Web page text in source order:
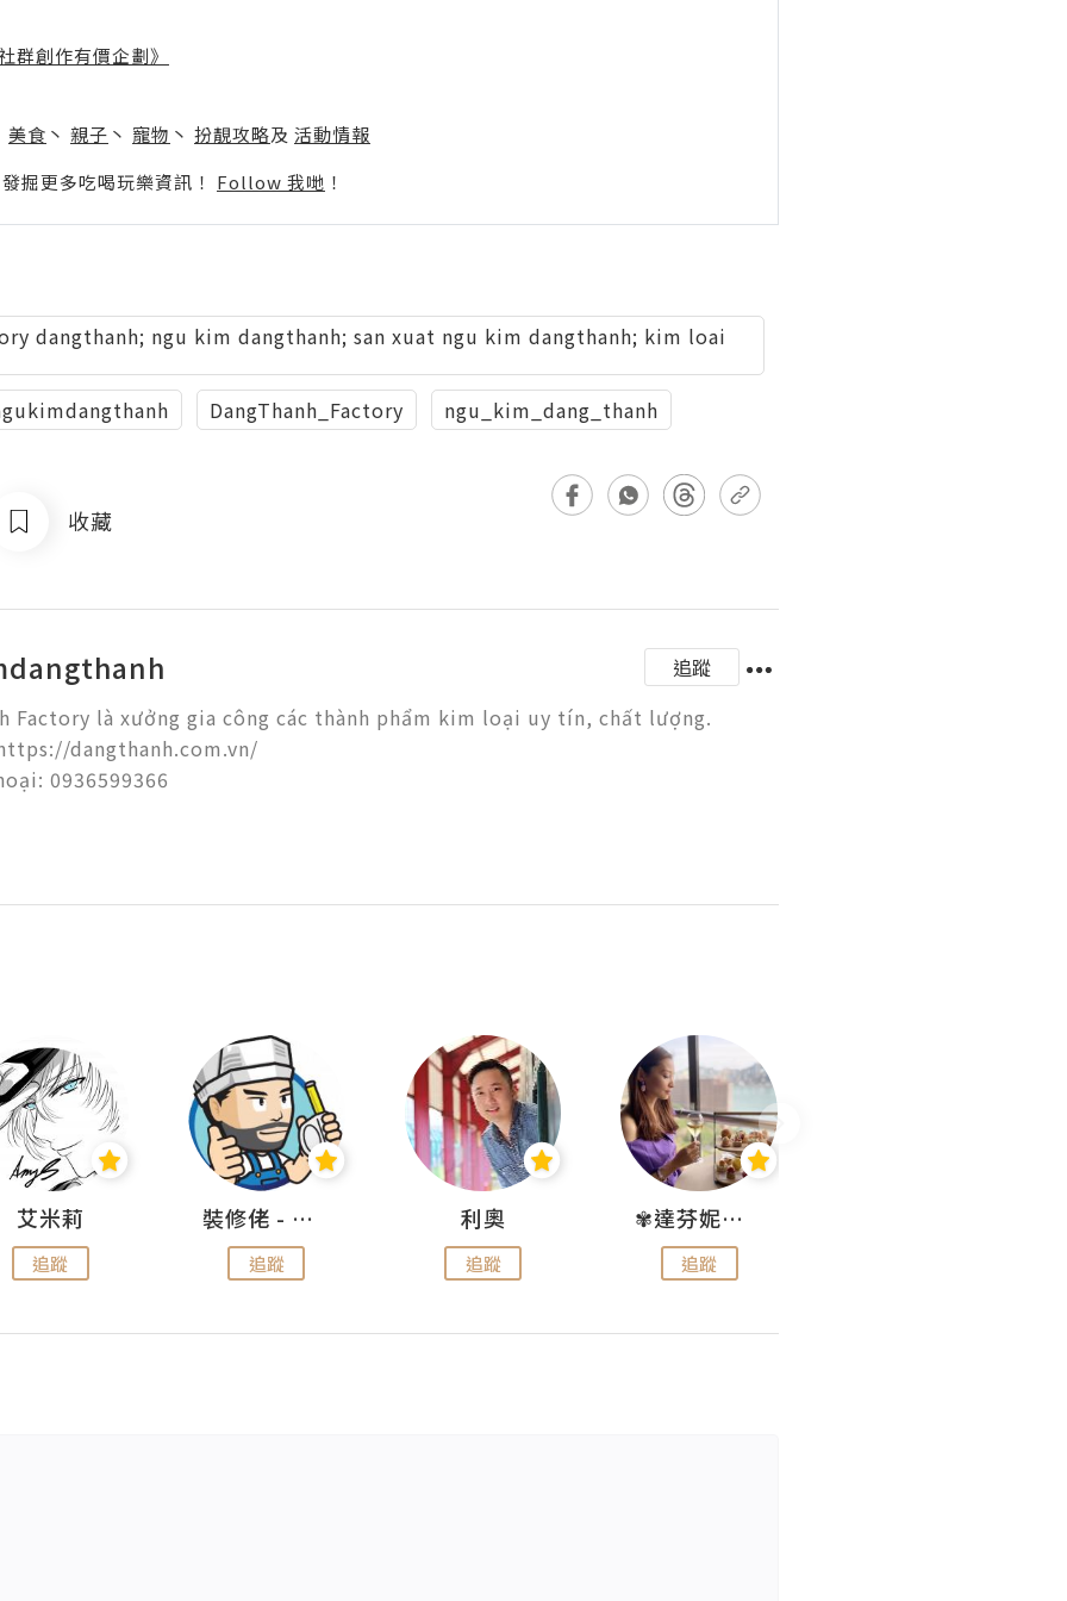
群創作有價企劃》
美食 丶 親子 丶 寵物 丶 扮靚攻略及 活動情報
掘更多吃喝玩樂資訊！ Follow 我哋 ！
dangthanh; ngu kim dangthanh; san xuat ngu kim dangthanh; kim loai
DangThanh_Factory ngu_kim_dang_thanh
收藏
追蹤
Factory là xưởng gia công các thành phẩm kim loại uy tín, chất lượng.
dangthanh.com.vn/
0936599366
艾米莉
追蹤
裝修佬 - 香港一站式網上裝修平台
追蹤
利奧
追蹤
✾達芬妮•愛孩子•愛生活✾
追蹤